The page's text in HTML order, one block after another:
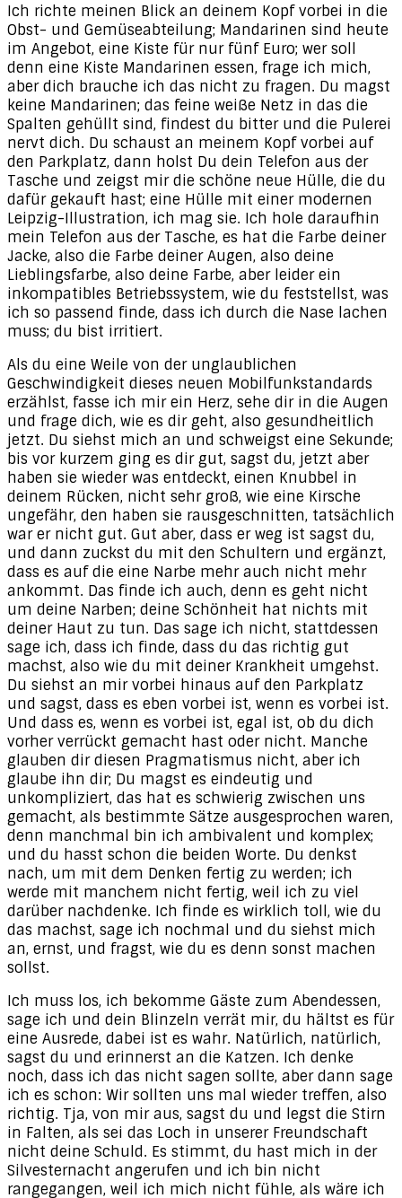
Ich richte meinen Blick an deinem Kopf vorbei in die
Obst- und Gemüseabteilung; Mandarinen sind heute
im Angebot, eine Kiste für nur fünf Euro; wer soll
denn eine Kiste Mandarinen essen, frage ich mich,
aber dich brauche ich das nicht zu fragen. Du magst
keine Mandarinen; das feine weiße Netz in das die
Spalten gehüllt sind, findest du bitter und die Pulerei
nervt dich. Du schaust an meinem Kopf vorbei auf
den Parkplatz, dann holst Du dein Telefon aus der
Tasche und zeigst mir die schöne neue Hülle, die du
dafür gekauft hast; eine Hülle mit einer modernen
Leipzig-Illustration, ich mag sie. Ich hole daraufhin
mein Telefon aus der Tasche, es hat die Farbe deiner
Jacke, also die Farbe deiner Augen, also deine
Lieblingsfarbe, also deine Farbe, aber leider ein
inkompatibles Betriebssystem, wie du feststellst, was
ich so passend finde, dass ich durch die Nase lachen
muss; du bist irritiert.
Als du eine Weile von der unglaublichen
Geschwindigkeit dieses neuen Mobilfunkstandards
erzählst, fasse ich mir ein Herz, sehe dir in die Augen
und frage dich, wie es dir geht, also gesundheitlich
jetzt. Du siehst mich an und schweigst eine Sekunde;
bis vor kurzem ging es dir gut, sagst du, jetzt aber
haben sie wieder was entdeckt, einen Knubbel in
deinem Rücken, nicht sehr groß, wie eine Kirsche
ungefähr, den haben sie rausgeschnitten, tatsächlich
war er nicht gut. Gut aber, dass er weg ist sagst du,
und dann zuckst du mit den Schultern und ergänzt,
dass es auf die eine Narbe mehr auch nicht mehr
ankommt. Das finde ich auch, denn es geht nicht
um deine Narben; deine Schönheit hat nichts mit
deiner Haut zu tun. Das sage ich nicht, stattdessen
sage ich, dass ich finde, dass du das richtig gut
machst, also wie du mit deiner Krankheit umgehst.
Du siehst an mir vorbei hinaus auf den Parkplatz
und sagst, dass es eben vorbei ist, wenn es vorbei ist.
Und dass es, wenn es vorbei ist, egal ist, ob du dich
vorher verrückt gemacht hast oder nicht. Manche
glauben dir diesen Pragmatismus nicht, aber ich
glaube ihn dir; Du magst es eindeutig und
unkompliziert, das hat es schwierig zwischen uns
gemacht, als bestimmte Sätze ausgesprochen waren,
denn manchmal bin ich ambivalent und komplex;
und du hasst schon die beiden Worte. Du denkst
nach, um mit dem Denken fertig zu werden; ich
werde mit manchem nicht fertig, weil ich zu viel
darüber nachdenke. Ich finde es wirklich toll, wie du
das machst, sage ich nochmal und du siehst mich
an, ernst, und fragst, wie du es denn sonst machen
sollst.
Ich muss los, ich bekomme Gäste zum Abendessen,
sage ich und dein Blinzeln verrät mir, du hältst es für
eine Ausrede, dabei ist es wahr. Natürlich, natürlich,
sagst du und erinnerst an die Katzen. Ich denke
noch, dass ich das nicht sagen sollte, aber dann sage
ich es schon: Wir sollten uns mal wieder treffen, also
richtig. Tja, von mir aus, sagst du und legst die Stirn
in Falten, als sei das Loch in unserer Freundschaft
nicht deine Schuld. Es stimmt, du hast mich in der
Silvesternacht angerufen und ich bin nicht
rangegangen, weil ich mich nicht fühle, als wäre ich